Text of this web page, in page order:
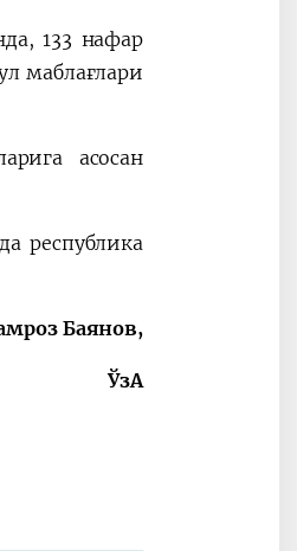
133 нафар
маблағлари
асосан
республика
Баянов,
ЎзА